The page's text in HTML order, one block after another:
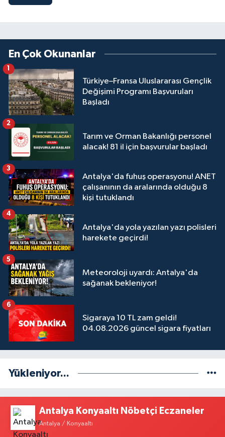
En Çok Okunanlar
Türkiye–Fransa Uluslararası Gençlik
Değişimi Programı Başvuruları
Başladı
1
Tarım ve Orman Bakanlığı personel
alacak! 81 il için başvurular başladı
2
Antalya'da fuhuş operasyonu! ANET
çalışanının da aralarında olduğu 8
kişi tutuklandı
3
Antalya'da yola yazılan yazı polisleri
harekete geçirdi!
4
Meteoroloji uyardı: Antalya'da
sağanak bekleniyor!
5
Sigaraya 10 TL zam geldi!
04.08.2026 güncel sigara fiyatları
6
Yükleniyor...
Antalya Konyaaltı Nöbetçi Eczaneler
Antalya / Konyaaltı